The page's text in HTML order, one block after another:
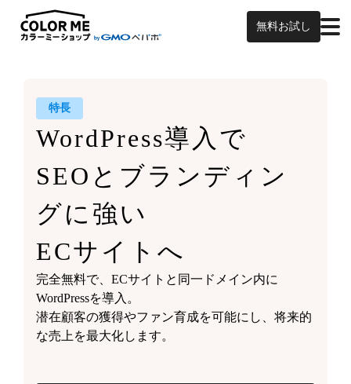
無料お試し
特長
WordPress導入で
SEOと ブランディン
グに強い
ECサイトへ
完全無料で、ECサイトと同一ドメイン内に
WordPressを導入。
潜在顧客の獲得やファン育成を可能にし、将来的
な売上を最大化します。